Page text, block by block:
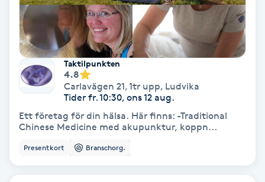
Hårvård
Hälsa
Hälsprickor
Taktilpunkten
4.8
Carlavägen 21, 1tr upp, Ludvika
Tider fr. 10:30, ons 12 aug.
Ett företag för din hälsa. Här finns: -Traditional
Chinese Medicine med akupunktur, koppn...
Presentkort Branschorg.